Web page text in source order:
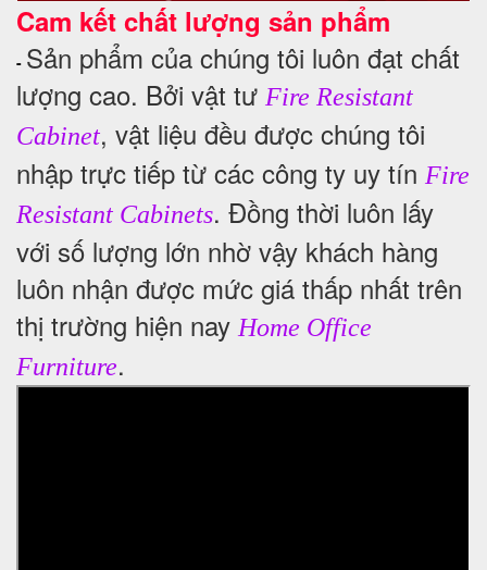
Cam kết chất lượng sản phẩm
- Sản phẩm của chúng tôi luôn đạt chất
lượng cao. Bởi vật tư Fire Resistant
Cabinet, vật liệu đều được chúng tôi
nhập trực tiếp từ các công ty uy tín Fire
Resistant Cabinets. Đồng thời luôn lấy
với số lượng lớn nhờ vậy khách hàng
luôn nhận được mức giá thấp nhất trên
thị trường hiện nay Home Office
Furniture.